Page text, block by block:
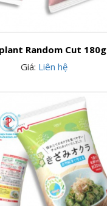
Random Cut 180g
Giá: Liên hệ